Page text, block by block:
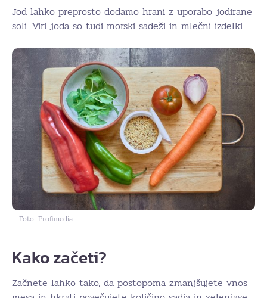
Jod lahko preprosto dodamo hrani z uporabo jodirane
soli. Viri joda so tudi morski sadeži in mlečni izdelki.
Foto: Profimedia
Kako začeti?
Začnete lahko tako, da postopoma zmanjšujete vnos